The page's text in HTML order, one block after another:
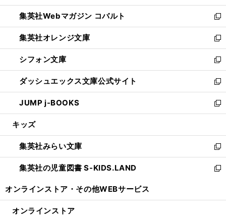
開
く
ウ
で
開
く
ン
ド
ウ
で
開
く
ウ
ィ
ン
ド
ウ
で
開
く
集英社Webマガジン コバルト
新
し
い
ウ
ィ
ン
ド
ウ
で
開
集英社オレンジ文庫
新
し
い
ウ
ィ
ン
ド
ウ
開
く
シフォン文庫
新
し
い
ウ
ィ
ン
ウ
で
開
く
ダッシュエックス文庫公式サイト
新
し
い
ウ
ン
ド
ウ
で
JUMP j-BOOKS
新
し
ウ
ィ
ン
ド
開
キッズ
集英社みらい文庫
新
し
い
ン
集英社の児童図書 S-KIDS.LAND
新
ウ
オンラインストア・ その他WEBサービス
オンラインストア